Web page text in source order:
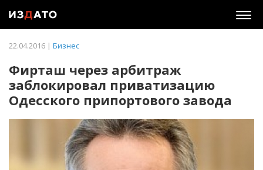
22.04.2016 | Бизнес
Фирташ через арбитраж
заблокировал приватизацию
Одесского припортового завода